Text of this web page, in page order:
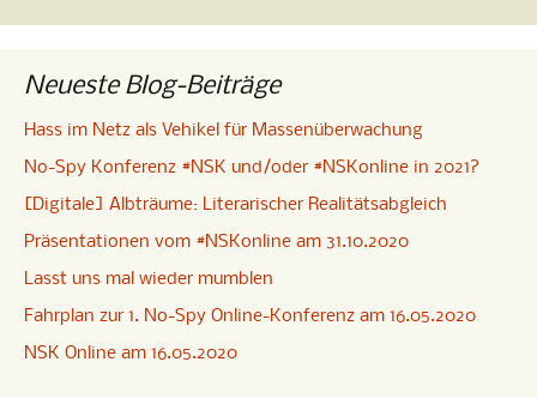
Neueste Blog-Beiträge
Hass im Netz als Vehikel für Massenüberwachung
No-Spy Konferenz #NSK und/oder #NSKonline in 2021?
[Digitale] Albträume: Literarischer Realitätsabgleich
Präsentationen vom #NSKonline am 31.10.2020
Lasst uns mal wieder mumblen
Fahrplan zur 1. No-Spy Online-Konferenz am 16.05.2020
NSK Online am 16.05.2020